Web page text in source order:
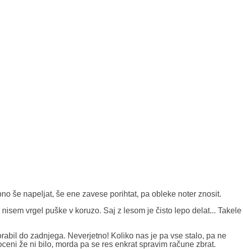
še napeljat, še ene zavese porihtat, pa obleke noter znosit.
vrgel puške v koruzo. Saj z lesom je čisto lepo delat... Takele
do zadnjega. Neverjetno! Koliko nas je pa vse stalo, pa ne
že ni bilo, morda pa se res enkrat spravim račune zbrat.